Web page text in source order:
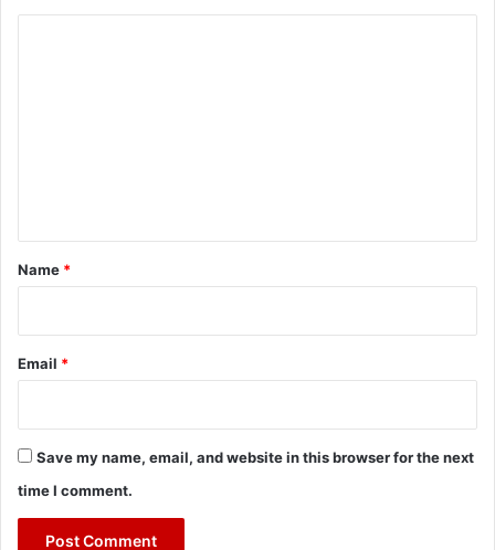
*
Name *
Email *
Save my name, email, and website in this browser for the next
time I comment.